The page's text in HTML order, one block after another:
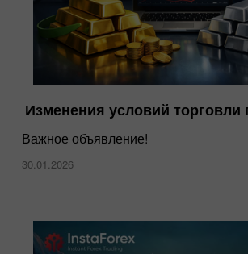
Изменения условий торговли
Важное объявление!
30.01.2026